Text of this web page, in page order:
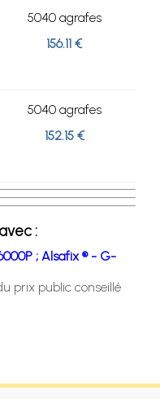
5040 agrafes
156.11 €
5040 agrafes
152.15 €
:
; Alsafix ® - G-
prix public conseillé